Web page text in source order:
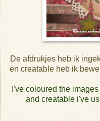
De afdrukjes heb ik
en creatable heb ik
I've coloured the
and creatable i've